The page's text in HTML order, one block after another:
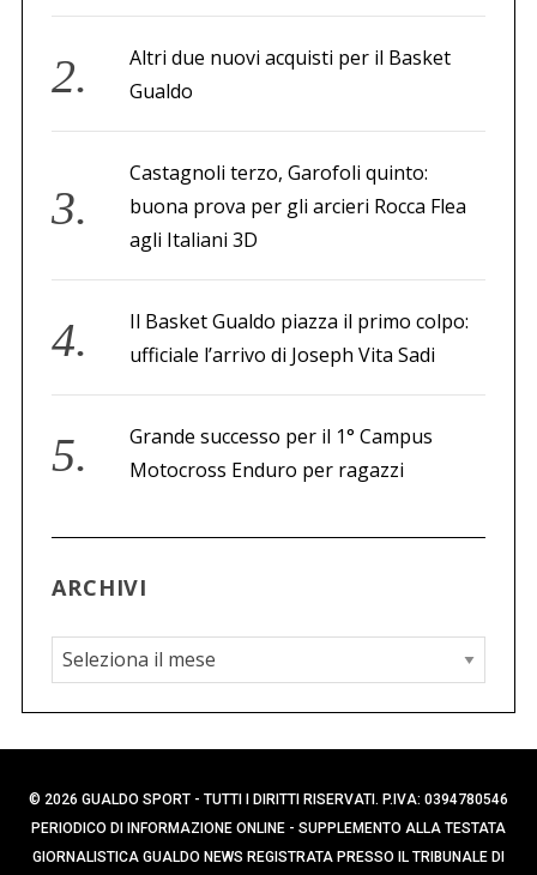
Altri due nuovi acquisti per il Basket
Gualdo
Castagnoli terzo, Garofoli quinto:
buona prova per gli arcieri Rocca Flea
agli Italiani 3D
Il Basket Gualdo piazza il primo colpo:
ufficiale l’arrivo di Joseph Vita Sadi
Grande successo per il 1° Campus
Motocross Enduro per ragazzi
ARCHIVI
A
r
c
h
i
v
i
© 2026 GUALDO SPORT - TUTTI I DIRITTI RISERVATI. P.IVA: 0394780546
PERIODICO DI INFORMAZIONE ONLINE - SUPPLEMENTO ALLA TESTATA
GIORNALISTICA GUALDO NEWS REGISTRATA PRESSO IL TRIBUNALE DI